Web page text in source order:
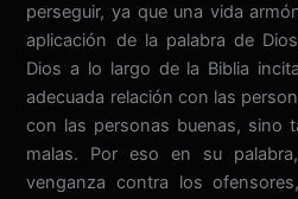
perseguir, ya que una vida
aplicación de la palabra de
Dios a lo largo de la Biblia
adecuada relación con las
con las personas buenas, sino
malas. Por eso en su
venganza contra los